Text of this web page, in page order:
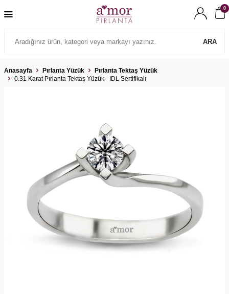
ARA
0
Anasayfa Pırlanta Yüzük
Pırlanta Tektaş Yüzük
0.31 Karat Pırlanta Tektaş Yüzük - IDL Sertifikalı